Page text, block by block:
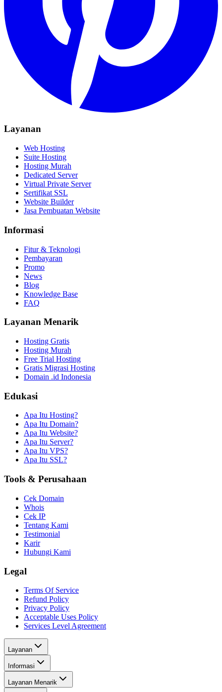
Layanan
Web Hosting
Suite Hosting
Hosting Murah
Dedicated Server
Virtual Private Server
Sertifikat SSL
Website Builder
Jasa Pembuatan Website
Informasi
Fitur & Teknologi
Pembayaran
Promo
News
Blog
Knowledge Base
FAQ
Layanan Menarik
Hosting Gratis
Hosting Murah
Free Trial Hosting
Gratis Migrasi Hosting
Domain .id Indonesia
Edukasi
Apa Itu Hosting?
Apa Itu Domain?
Apa Itu Website?
Apa Itu Server?
Apa Itu VPS?
Apa Itu SSL?
Tools & Perusahaan
Cek Domain
Whois
Cek IP
Tentang Kami
Testimonial
Karir
Hubungi Kami
Legal
Terms Of Service
Refund Policy
Privacy Policy
Acceptable Uses Policy
Services Level Agreement
Layanan
Informasi
Layanan Menarik